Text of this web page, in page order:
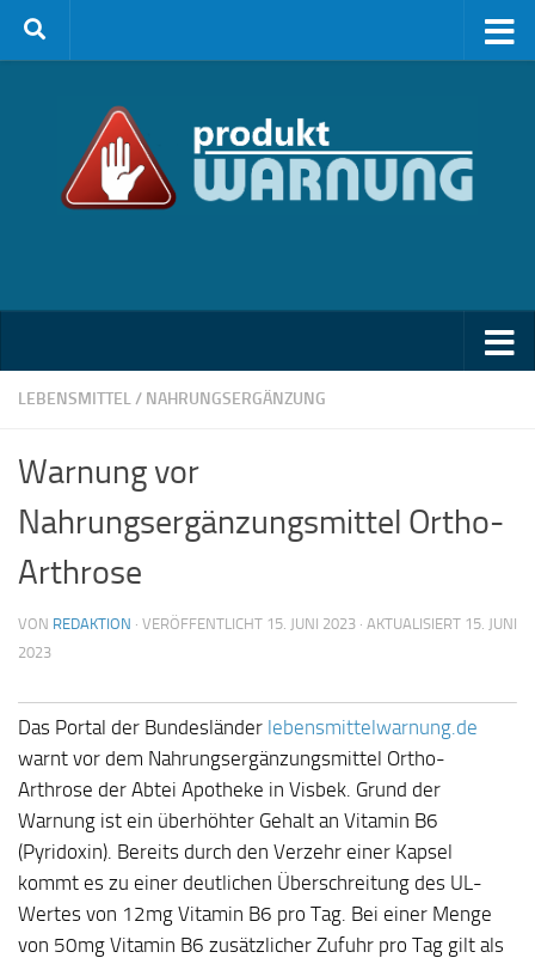
Zum Inhalt springen
LEBENSMITTEL/ NAHRUNGSERGÄNZUNG
Warnung vor
Nahrungsergänzungsmittel Ortho-
Arthrose
VON REDAKTION · VERÖFFENTLICHT 15. JUNI 2023 · AKTUALISIERT 15. JUNI
2023
Das Portal der Bundesländer lebensmittelwarnung.de
warnt vor dem Nahrungsergänzungsmittel Ortho-
Arthrose der Abtei Apotheke in Visbek. Grund der
Warnung ist ein überhöhter Gehalt an Vitamin B6
(Pyridoxin). Bereits durch den Verzehr einer Kapsel
kommt es zu einer deutlichen Überschreitung des UL-
Wertes von 12mg Vitamin B6 pro Tag. Bei einer Menge
von 50mg Vitamin B6 zusätzlicher Zufuhr pro Tag gilt als